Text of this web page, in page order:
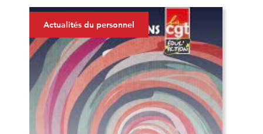
Actualités du personnel